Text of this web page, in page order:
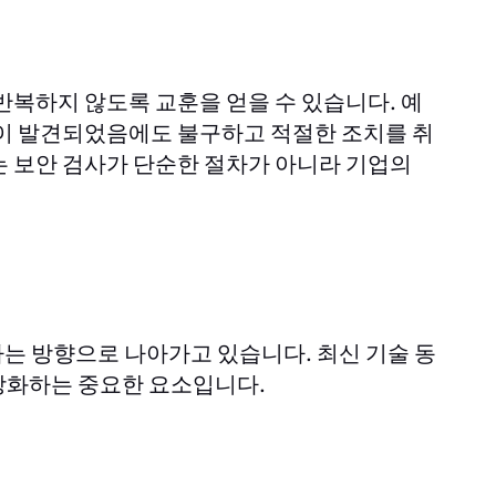
하지 않도록 교훈을 얻을 수 있습니다. 예
발견되었음에도 불구하고 적절한 조치를 취
안 검사가 단순한 절차가 아니라 기업의
방향으로 나아가고 있습니다. 최신 기술 동
하는 중요한 요소입니다.